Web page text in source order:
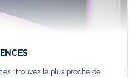
: trouvez la plus proche de